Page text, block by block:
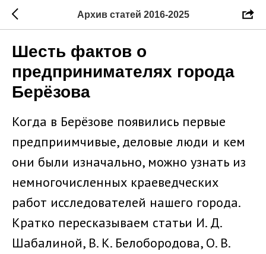
Архив статей 2016-2025
Шесть фактов о
предпринимателях города
Берёзова
Когда в Берёзове появились первые
предприимчивые, деловые люди и кем
они были изначально, можно узнать из
немногочисленных краеведческих
работ исследователей нашего города.
Кратко пересказываем статьи И. Д.
Шабалиной, В. К. Белобородова, О. В.